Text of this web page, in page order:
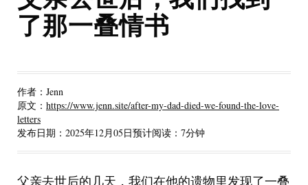
了那一叠情书
作者： Jenn
原文： https://www.jenn.site/after-my-dad-died-we-found-the-love-
letters
发布日期： 2025年12月05日预计阅读： 7分钟
父亲去世后的几天，我们在他的遗物里发现了一叠